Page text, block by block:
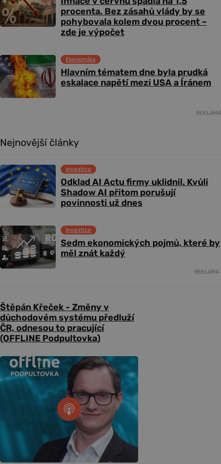
procenta. Bez zásahů vlády by se
pohybovala kolem dvou procent –
zde je výpočet
Hlavním tématem dne byla prudká
eskalace napětí mezi USA a Íránem
Ekonomika
REKLAMA
Nejnovější články
Odklad AI Actu firmy uklidnil. Kvůli
Shadow AI přitom porušují
povinnosti už dnes
Investice
Sedm ekonomických pojmů, které by
měl znát každý
Investice
REKLAMA
Štěpán Křeček - Změny v
důchodovém systému předluží
ČR, odnesou to pracující
(OFFLINE Podpultovka)